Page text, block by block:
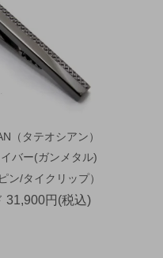
（タテオシアン）
バー(ガンメタル)
ン/タイクリップ）
31,900円(税込)